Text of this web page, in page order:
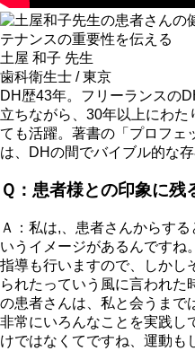
土屋 和子 先生
歯科衛生士 / 東京
DH歴43年。フリーランスの
立ちながら、30年以上にわ
ても活躍。著書の「プロフェ
は、DHの間でバイブル的な存
Ｑ：患者様との印象に
Ａ：私は,、患者さんからす
いうイメージがあるんですね
指導も行いますので、しかし
られたっていう風に言われた
の患者さんは、私と会うまで
非常にいろんなことを実践し
けではなくてですね、運動も